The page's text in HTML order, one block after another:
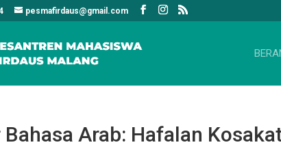
pesmafirdaus@gmail.com
Bahasa Arab: Hafalan